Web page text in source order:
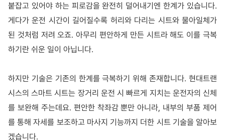
붙잡고 있어야 하는 피로감을 완전히 덜어내기엔 한계가 있습니다.
게다가 운전 시간이 길어질수록 허리와 다리는 시트와 물아일체가
된 것처럼 저려 오죠. 아무리 편안하게 만든 시트라 해도 이를 극복
하기란 쉬운 일이 아닙니다.
하지만 기술은 기존의 한계를 극복하기 위해 존재합니다. 현대트랜
시스의 스마트 시트는 장거리 운전 시 빠르게 지치는 운전자의 신체
를 보완해 주는데요. 편안한 착좌감 뿐만 아니라, 내부의 부품 제어
를 통해 자세를 보조하고 마사지 기능까지 더한 시트 기술을 알아보
겠습니다.